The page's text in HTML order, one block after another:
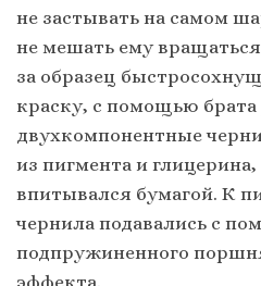
не застывать на самом
не мешать ему
за образец
краску, с помощью брата
двухкомпонентные
из пигмента и
впитывался бумагой. К
чернила подавались с
подпружиненного
эффекта.